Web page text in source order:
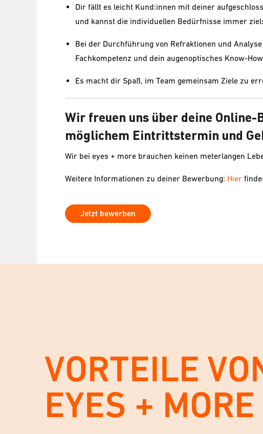
Dir fällt es leicht Kund:innen mit deiner
und kannst die individuellen Bedürfnisse immer
Bei der Durchführung von Refraktionen und
Fachkompetenz und dein augenoptisches Know-How
Es macht dir Spaß, im Team gemeinsam Ziele zu
Wir freuen uns über deine
möglichem Eintrittstermin und
Wir bei eyes + more brauchen keinen meterlangen
Weitere Informationen zu deiner Bewerbung: Hier
Jetzt bewerben
VORTEILE
EYES + MORE